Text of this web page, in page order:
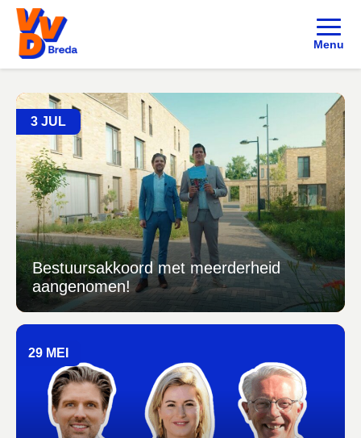
Menu
3 JUL
Bestuursakkoord met meerderheid
aangenomen!
29 MEI